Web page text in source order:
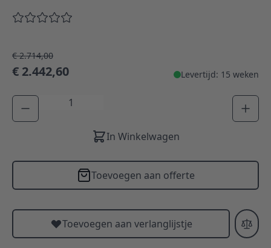
€ 2.714,00
€ 2.442,60 Levertijd: 15 weken
Aantal
In Winkelwagen
Toevoegen aan offerte
Toevoegen aan verlanglijstje